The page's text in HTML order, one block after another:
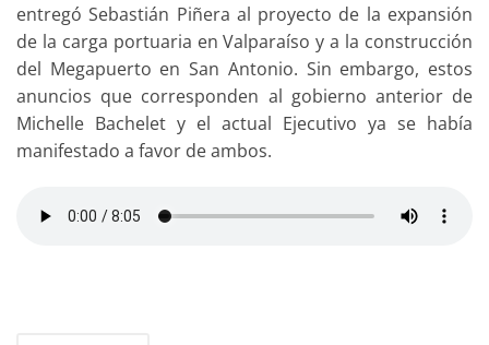
entregó Sebastián Piñera al proyecto de la expansión
de la carga portuaria en Valparaíso y a la construcción
del Megapuerto en San Antonio. Sin embargo, estos
anuncios que corresponden al gobierno anterior de
Michelle Bachelet y el actual Ejecutivo ya se había
manifestado a favor de ambos.